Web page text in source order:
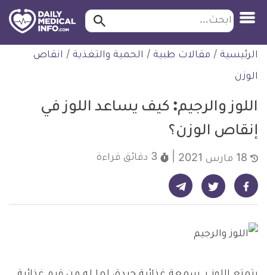
التخطي
للمحتوى
طبية
ابحث ابحث…
الرئيسية / مقالات طبية / الحمية والتغذية / انقاص
الوزن
اللوز والرجيم: كيف يساعد اللوز في
إنقاص الوزن؟
3 دقائق قراءة
شارك على فيسبوك - ديلي ميديكال انفو شارك على تويتر - ديلي ميديكال انفو شارك على تيليجرام - ديلي ميديكال انفو